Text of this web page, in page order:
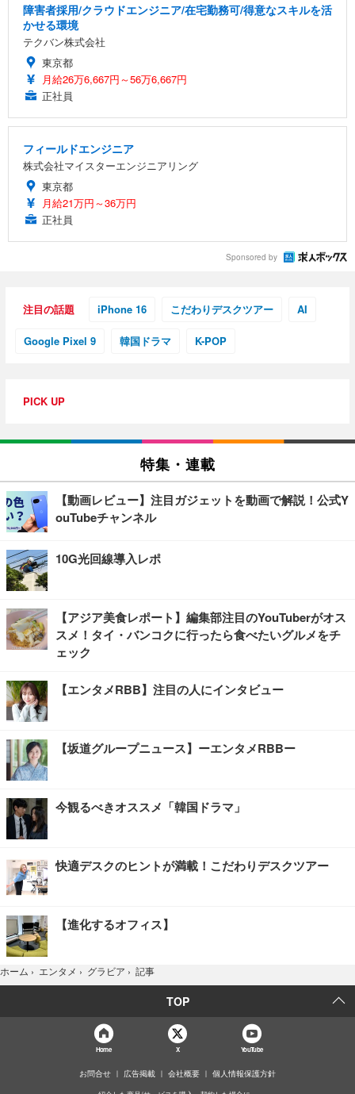
障害者採用/クラウドエンジニア/在宅勤務可/得意なスキルを活
かせる環境
テクバン株式会社
東京都
月給26万6,667円～56万6,667円
正社員
フィールドエンジニア
株式会社マイスターエンジニアリング
東京都
月給21万円～36万円
正社員
Sponsored by
注目の話題 iPhone 16 こだわりデスクツアー AI
Google Pixel 9 韓国ドラマ K-POP
PICK UP
特集・連載
【動画レビュー】注目ガジェットを動画で解説！公式Y
ouTubeチャンネル
10G光回線導入レポ
【アジア美食レポート】編集部注目のYouTuberがオス
スメ！タイ・バンコクに行ったら食べたいグルメをチ
ェック
【エンタメRBB】注目の人にインタビュー
【坂道グループニュース】ーエンタメRBBー
今観るべきオススメ「韓国ドラマ」
快適デスクのヒントが満載！こだわりデスクツアー
【進化するオフィス】
ホーム › エンタメ › グラビア › 記事
TOP
Home X YouTube
お問合せ 広告掲載 会社概要 個人情報保護方針